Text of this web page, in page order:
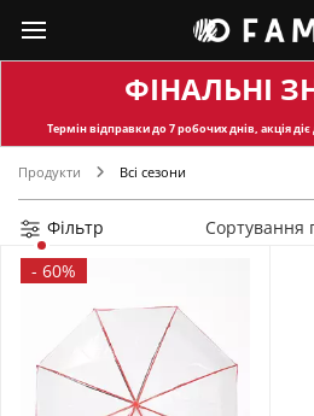
ФІНАЛЬНІ
Термін відправкидо 7 робочих днів, акція
Продукти Всі сезони
Фільтр
Сортування
- 60%